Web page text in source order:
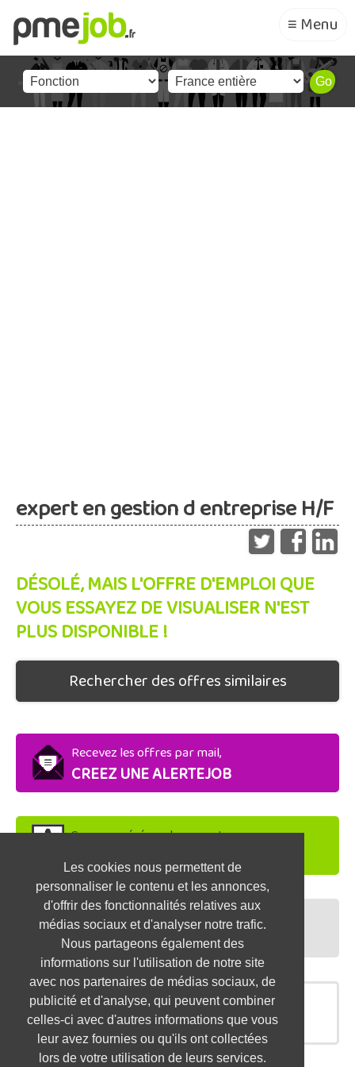
Les cookies nous permettent de
personnaliser le contenu et les annonces,
d'offrir des fonctionnalités relatives aux
médias sociaux et d'analyser notre trafic.
Nous partageons également des
informations sur l'utilisation de notre site
avec nos partenaires de médias sociaux, de
publicité et d'analyse, qui peuvent combiner
celles-ci avec d'autres informations que vous
leur avez fournies ou qu'ils ont collectées
lors de votre utilisation de leurs services.
≡ Menu
expert en gestion d entreprise H/F
DÉSOLÉ, MAIS L'OFFRE D'EMPLOI QUE
VOUS ESSAYEZ DE VISUALISER N'EST
PLUS DISPONIBLE !
Rechercher des offres similaires
Recevez les offres par mail,
CREEZ UNE ALERTEJOB
Soyez repéré par les recruteurs,
DEPOSEZ VOTRE CV
Préparez vos entretiens,
TESTEZ-VOUS
OFFRES SIMILAIRES